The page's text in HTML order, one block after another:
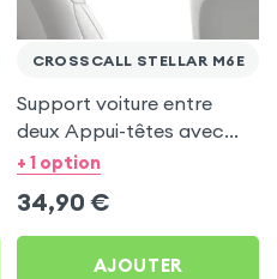
CROSSCALL STELLAR M6E
Support voiture entre
deux Appui-têtes avec
Tête rotative à 360° pour
+ 1 option
34,90 €
AJOUTER